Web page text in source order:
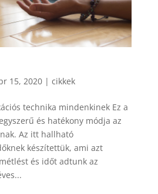
15, 2020| cikkek
technika mindenkinek Ez a
és hatékony módja az
Az itt hallható
készítettük, ami azt
és időt adtunk az